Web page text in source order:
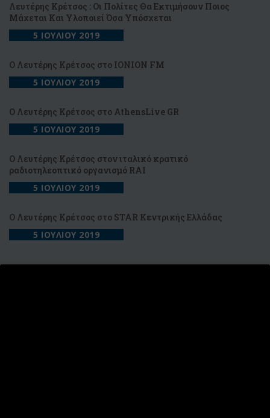
Λευτέρης Κρέτσος : Οι Πολίτες Θα Εκτιμήσουν Ποιος
Μάχεται Και Υλοποιεί Όσα Υπόσχεται
5 ΙΟΥΛΙΟΥ 2019
Ο Λευτέρης Κρέτσος στο ΙΟΝΙΟΝ FM
5 ΙΟΥΛΙΟΥ 2019
Ο Λευτέρης Κρέτσος στο AthensLive GR
5 ΙΟΥΛΙΟΥ 2019
O Λευτέρης Κρέτσος στον ιταλικό κρατικό
ραδιοτηλεοπτικό οργανισμό RAI
5 ΙΟΥΛΙΟΥ 2019
Ο Λευτέρης Κρέτσος στο STAR Κεντρικής Ελλάδας
5 ΙΟΥΛΙΟΥ 2019